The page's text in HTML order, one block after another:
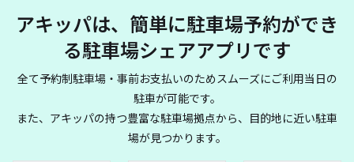
アキッパは、簡単に駐車場予約ができ
る駐車場シェアアプリです
全て予約制駐車場・事前お支払いのためスムーズにご利用当日の
駐車が可能です。
また、アキッパの持つ豊富な駐車場拠点から、目的地に近い駐車
場が見つかります。